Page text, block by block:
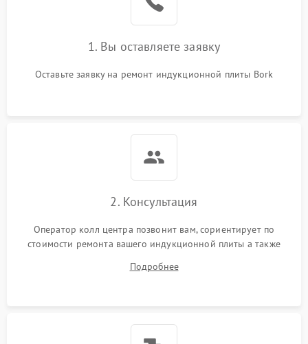
1. Вы оставляете заявку
Оставьте заявку на ремонт индукционной плиты Bork
2. Консультация
Оператор колл центра позвонит вам, сориентирует по
стоимости ремонта вашего индукционной плиты а также
Подробнее